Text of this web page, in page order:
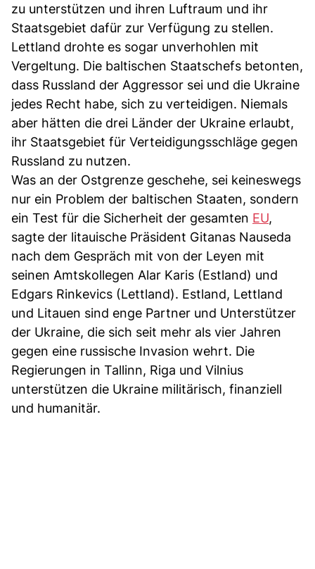
zu unterstützen und ihren Luftraum und ihr
Staatsgebiet dafür zur Verfügung zu stellen.
Lettland drohte es sogar unverhohlen mit
Vergeltung. Die baltischen Staatschefs betonten,
dass Russland der Aggressor sei und die Ukraine
jedes Recht habe, sich zu verteidigen. Niemals
aber hätten die drei Länder der Ukraine erlaubt,
ihr Staatsgebiet für Verteidigungsschläge gegen
Russland zu nutzen.
Was an der Ostgrenze geschehe, sei keineswegs
nur ein Problem der baltischen Staaten, sondern
ein Test für die Sicherheit der gesamten EU,
sagte der litauische Präsident Gitanas Nauseda
nach dem Gespräch mit von der Leyen mit
seinen Amtskollegen Alar Karis (Estland) und
Edgars Rinkevics (Lettland). Estland, Lettland
und Litauen sind enge Partner und Unterstützer
der Ukraine, die sich seit mehr als vier Jahren
gegen eine russische Invasion wehrt. Die
Regierungen in Tallinn, Riga und Vilnius
unterstützen die Ukraine militärisch, finanziell
und humanitär.